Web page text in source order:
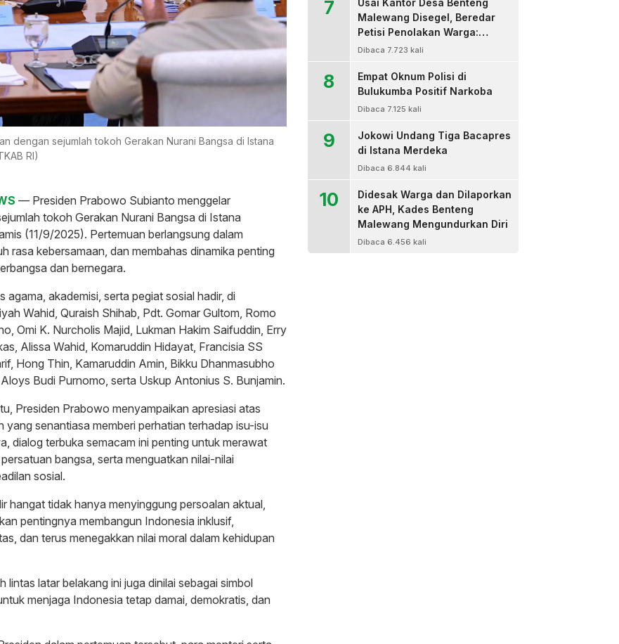
dengan sejumlah tokoh Gerakan Nurani Bangsa di Istana
RI)
— Presiden Prabowo Subianto menggelar
tokoh Gerakan Nurani Bangsa di Istana
(11/9/2025). Pertemuan berlangsung dalam
rasa kebersamaan, dan membahas dinamika penting
dan bernegara.
agama, akademisi, serta pegiat sosial hadir, di
Wahid, Quraish Shihab, Pdt. Gomar Gultom, Romo
Omi K. Nurcholis Majid, Lukman Hakim Saifuddin, Erry
Alissa Wahid, Komaruddin Hidayat, Francisia SS
Hong Thin, Kamaruddin Amin, Bikku Dhanmasubho
Budi Purnomo, serta Uskup Antonius S. Bunjamin.
Presiden Prabowo menyampaikan apresiasi atas
yang senantiasa memberi perhatian terhadap isu-isu
dialog terbuka semacam ini penting untuk merawat
bangsa, serta menguatkan nilai-nilai
sosial.
hangat tidak hanya menyinggung persoalan aktual,
pentingnya membangun Indonesia inklusif,
dan terus menegakkan nilai moral dalam kehidupan
lintas latar belakang ini juga dinilai sebagai simbol
menjaga Indonesia tetap damai, demokratis, dan
7
Usai Kantor Desa Benteng
Malewang Disegel, Beredar
Petisi Penolakan Warga:
Sekretaris Hingga BPD Turut
Dibaca 7.723 kali
8
Empat Oknum Polisi di
Bulukumba Positif Narkoba
Dibaca 7.125 kali
9
Jokowi Undang Tiga Bacapres
di Istana Merdeka
Dibaca 6.844 kali
10
Didesak Warga dan Dilaporkan
ke APH, Kades Benteng
Malewang Mengundurkan Diri
Dibaca 6.456 kali